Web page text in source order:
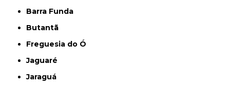
Barra Funda
Butantã
Freguesia do Ó
Jaguaré
Jaraguá